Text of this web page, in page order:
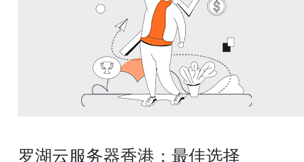
罗湖云服务器香港：最佳选择